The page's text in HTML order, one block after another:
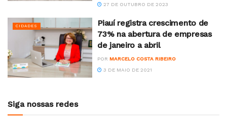
27 DE OUTUBRO DE 2023
CIDADES
Piauí registra crescimento de
73% na abertura de empresas
de janeiro a abril
POR MARCELO COSTA RIBEIRO
3 DE MAIO DE 2021
Siga nossas redes